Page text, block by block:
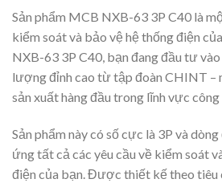
Sản phẩm MCB NXB-63 3P C40 là
kiểm soát và bảo vệ hệ thống điện
NXB-63 3P C40, bạn đang đầu tư
lượng đỉnh cao từ tập đoàn CHINT –
sản xuất hàng đầu trong lĩnh vực
Sản phẩm này có số cực là 3P và
ứng tất cả các yêu cầu về kiểm soát
điện của bạn. Được thiết kế theo tiêu